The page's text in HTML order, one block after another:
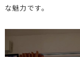
な魅力です。